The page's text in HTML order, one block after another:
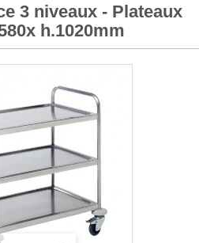
3 niveaux - Plateaux
h.1020mm